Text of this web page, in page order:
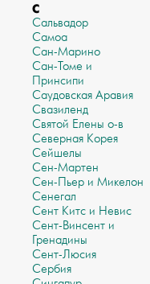
С
Сальвадор
Самоа
Сан-Марино
Сан-Томе и
Принсипи
Саудовская Аравия
Свазиленд
Святой Елены о-в
Северная Корея
Сейшелы
Сен-Мартен
Сен-Пьер и Микелон
Сенегал
Сент Китс и Невис
Сент-Винсент и
Гренадины
Сент-Люсия
Сербия